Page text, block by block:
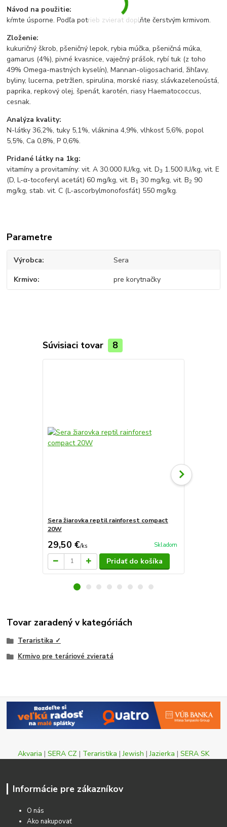
Návod na použitie:
kŕmte úsporne. Podľa potrieb zvierat doplňte čerstvým krmivom.
Zloženie:
kukuričný škrob, pšeničný lepok, rybia múčka, pšeničná múka,
gamarus (4%), pivné kvasnice, vaječný prášok, rybí tuk (z toho
49% Omega-mastných kyselín), Mannan-oligosacharid, žihľavy,
byliny, lucerna, petržlen, spirulina, morské riasy, slávkazelenoústá,
paprika, repkový olej, špenát, karotén, riasy Haematococcus,
cesnak.
Analýza kvality:
N-látky 36,2%, tuky 5,1%, vláknina 4,9%, vlhkosť 5,6%, popol
5,5%, Ca 0,8%, P 0,6%.
Pridané látky na 1kg:
vitamíny a provitamíny: vit. A 30.000 IU/kg, vit. D3 1.500 IU/kg, vit. E
(D, L-α-tocoferyl acetát) 60 mg/kg, vit. B1 30 mg/kg, vit. B2 90
mg/kg, stab. vit. C (L-ascorbylmonofosfát) 550 mg/kg.
Parametre
Výrobca Sera
Krmivo pre korytnačky
Súvisiaci tovar 8
Sera žiarovka reptil rainforest compact
20W
29,50 €/ks Skladom
Pridať do košíka
Tovar zaradený v kategóriách
Teraristika ✓
Krmivo pre teráriové zvieratá
Akvaria | SERA CZ | Teraristika |Jewish |Jazierka | SERA SK
Informácie pre zákazníkov
O nás
Ako nakupovať